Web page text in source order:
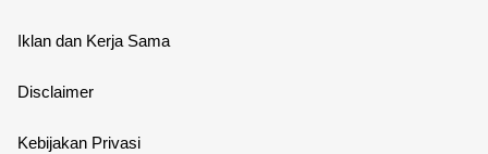
Iklan dan Kerja Sama
Disclaimer
Kebijakan Privasi